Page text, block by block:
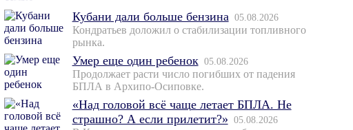
Кубани дали больше бензина 05.08.2026
Кондратьев доложил о стабилизации топливного
рынка.
Умер еще один ребенок 05.08.2026
Продолжает расти число погибших от падения
БПЛА в Архипо-Осиповке.
«Над головой всё чаще летает БПЛА. Не
страшно? А если прилетит?» 05.08.2026